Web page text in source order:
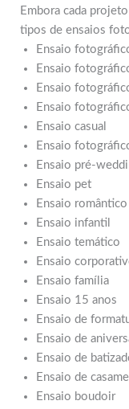
Embora cada
tipos de ensaios
Ensaio
Ensaio
Ensaio
Ensaio
Ensaio casual
Ensaio
Ensaio pré-
Ensaio pet
Ensaio romântico
Ensaio infantil
Ensaio temático
Ensaio
Ensaio família
Ensaio 15 anos
Ensaio de
Ensaio de
Ensaio de
Ensaio de
Ensaio boudoir